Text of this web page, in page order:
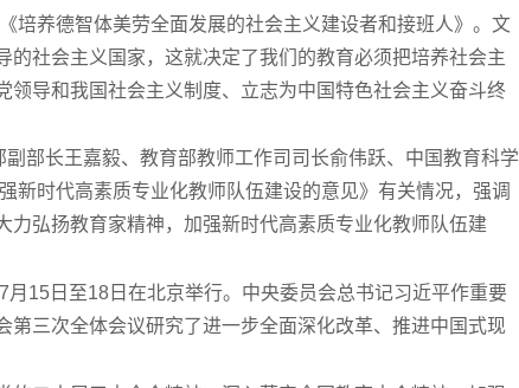
培养德智体美劳全面发展的社会主义建设者和接班人》。文
社会主义国家，这就决定了我们的教育必须把培养社会主
导和我国社会主义制度、立志为中国特色社会主义奋斗终
部长王嘉毅、教育部教师工作司司长俞伟跃、中国教育科学
新时代高素质专业化教师队伍建设的意见》有关情况，强调
弘扬教育家精神，加强新时代高素质专业化教师队伍建
15日至18日在北京举行。中央委员会总书记习近平作重要
三次全体会议研究了进一步全面深化改革、推进中国式现